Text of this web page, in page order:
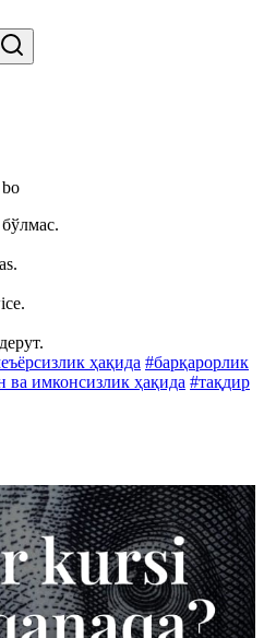
ҳақида #барқарорлик
ва имконсизлик ҳақида #тақдир